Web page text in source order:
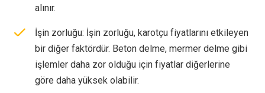
alınır.
İşin zorluğu: İşin zorluğu, karotçu fiyatlarını etkileyen
bir diğer faktördür. Beton delme, mermer delme gibi
işlemler daha zor olduğu için fiyatlar diğerlerine
göre daha yüksek olabilir.